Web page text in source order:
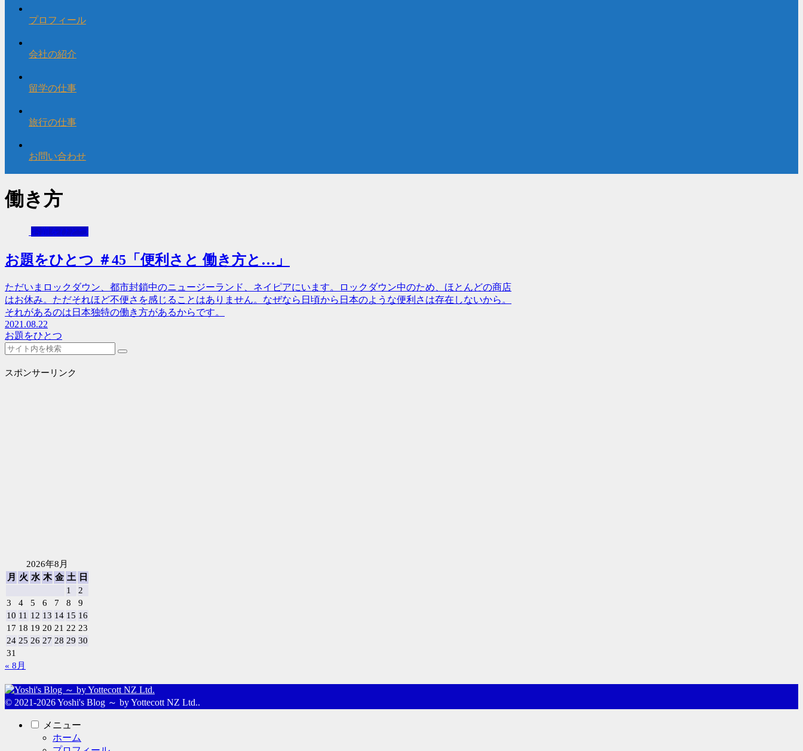
プロフィール
会社の紹介
留学の仕事
旅行の仕事
お問い合わせ
働き方
お題をひとつ
お題をひとつ ＃45「便利さと 働き方と…」
ただいまロックダウン、都市封鎖中のニュージーランド、ネイピアにいます。ロックダウン中のため、ほとんどの商店
はお休み。ただそれほど不便さを感じることはありません。なぜなら日頃から日本のような便利さは存在しないから。
それがあるのは日本独特の働き方があるからです。
2021.08.22
お題をひとつ
スポンサーリンク
2026年8月
月
火 水 木 金 土
日
1
2
3
4 5 6 7 8
9
10 11 12 13 14 15 16
17 18 19 20 21 22 23
24 25 26 27 28 29 30
31
« 8月
© 2021-2026 Yoshi's Blog ～ by Yottecott NZ Ltd..
メニュー
ホーム